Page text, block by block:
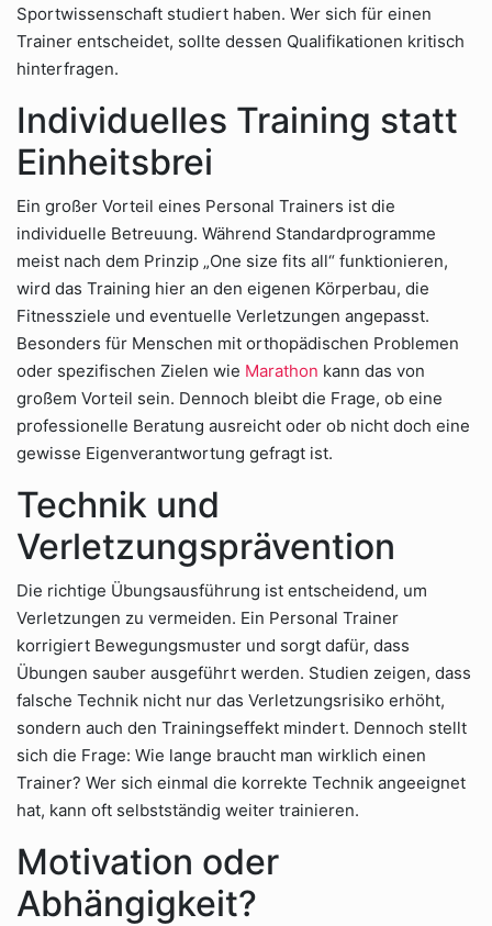
Sportwissenschaft studiert haben. Wer sich für einen
Trainer entscheidet, sollte dessen Qualifikationen kritisch
hinterfragen.
Individuelles Training statt
Einheitsbrei
Ein großer Vorteil eines Personal Trainers ist die
individuelle Betreuung. Während Standardprogramme
meist nach dem Prinzip „One size fits all“ funktionieren,
wird das Training hier an den eigenen Körperbau, die
Fitnessziele und eventuelle Verletzungen angepasst.
Besonders für Menschen mit orthopädischen Problemen
oder spezifischen Zielen wie Marathon kann das von
großem Vorteil sein. Dennoch bleibt die Frage, ob eine
professionelle Beratung ausreicht oder ob nicht doch eine
gewisse Eigenverantwortung gefragt ist.
Technik und
Verletzungsprävention
Die richtige Übungsausführung ist entscheidend, um
Verletzungen zu vermeiden. Ein Personal Trainer
korrigiert Bewegungsmuster und sorgt dafür, dass
Übungen sauber ausgeführt werden. Studien zeigen, dass
falsche Technik nicht nur das Verletzungsrisiko erhöht,
sondern auch den Trainingseffekt mindert. Dennoch stellt
sich die Frage: Wie lange braucht man wirklich einen
Trainer? Wer sich einmal die korrekte Technik angeeignet
hat, kann oft selbstständig weiter trainieren.
Motivation oder
Abhängigkeit?